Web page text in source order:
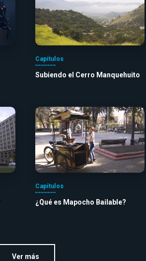
Capítulos
Subiendo el Cerro Manquehuito
Capítulos
¿Qué es Mapocho Bailable?
Ver más